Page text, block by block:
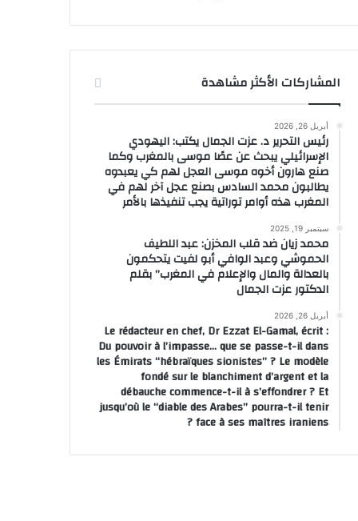
الملك
التعاون
سفارة
“سبيس إكس” تطلق 81 قمرا صناعيا جديدا وزارة الداخلية تعلن حصيلة ضحايا انفجاري دمشق
المشاركات الأكثر مشاهدة
أبريل 26, 2026
رئيس التحرير د. عزت الجمال يكتب: اليهودي
الإسرائيلي يبحث عن عصًا موسى بالمغرب وكما
صنع هارون أخوه موسى العجل لهم كي يعبدوه
يطالبون محمد السادس بصنع عجل آخر لهم في
المغرب هذه أوامر توراتية يجب تنفيذها بالأمر
سبتمبر 19, 2025
محمد زيان ضد قلب المخزن: عبد اللطيف
الحموشي وعبد الوافي أبو لفيت يتحكمون
بالعدالة والمال والإعلام في المغرب” بقلم
الدكتور عزت الجمال
أبريل 26, 2026
Le rédacteur en chef, Dr Ezzat El-Gamal, écrit :
Du pouvoir à l’impasse… que se passe-t-il dans
les Émirats “hébraïques sionistes” ? Le modèle
fondé sur le blanchiment d’argent et la
débauche commence-t-il à s’effondrer ? Et
jusqu’où le “diable des Arabes” pourra-t-il tenir
face à ses maîtres iraniens ?